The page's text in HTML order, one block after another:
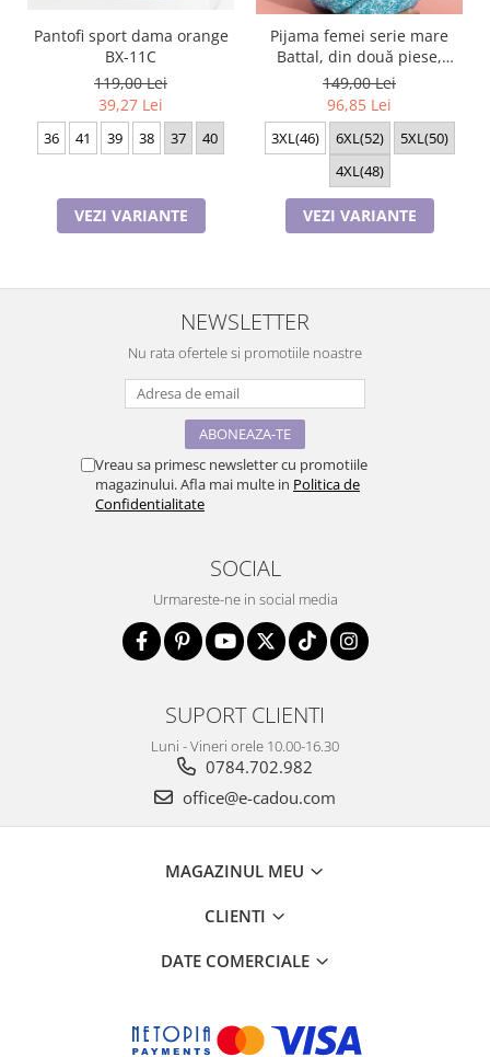
Pantofi sport dama orange
BX-11C
119,00 Lei
39,27 Lei
36 41 39 38 37 40
VEZI VARIANTE
Pijama femei serie mare
Battal, din două piese,
bumbac , Lux PIJ32974
149,00 Lei
96,85 Lei
3XL(46) 6XL(52)
5XL(50)
4XL(48)
VEZI VARIANTE
NEWSLETTER
Nu rata ofertele si promotiile noastre
Vreau sa primesc newsletter cu promotiile
magazinului. Afla mai multe in Politica de
Confidentialitate
SOCIAL
Urmareste-ne in social media
SUPORT CLIENTI
Luni - Vineri orele 10.00-16.30
0784.702.982
office@e-cadou.com
MAGAZINUL MEU
CLIENTI
DATE COMERCIALE